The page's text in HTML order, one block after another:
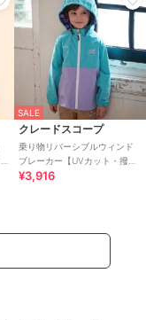
SALE
クレードスコープ
乗り物リバーシブルウィンド
ブレーカー【UVカット・撥
水】
¥3,916